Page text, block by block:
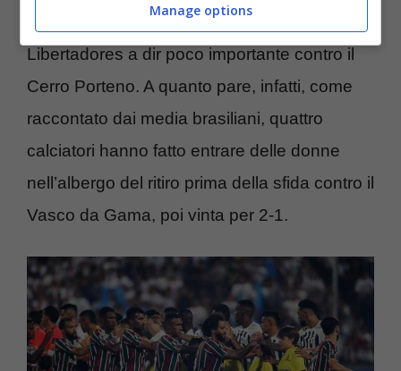
pochi giorni da una partita di Copa
Libertadores a dir poco importante contro il
Cerro Porteno. A quanto pare, infatti, come
raccontato dai media brasiliani, quattro
calciatori hanno fatto entrare delle donne
nell’albergo del ritiro prima della sfida contro il
Vasco da Gama, poi vinta per 2-1.
Manage options